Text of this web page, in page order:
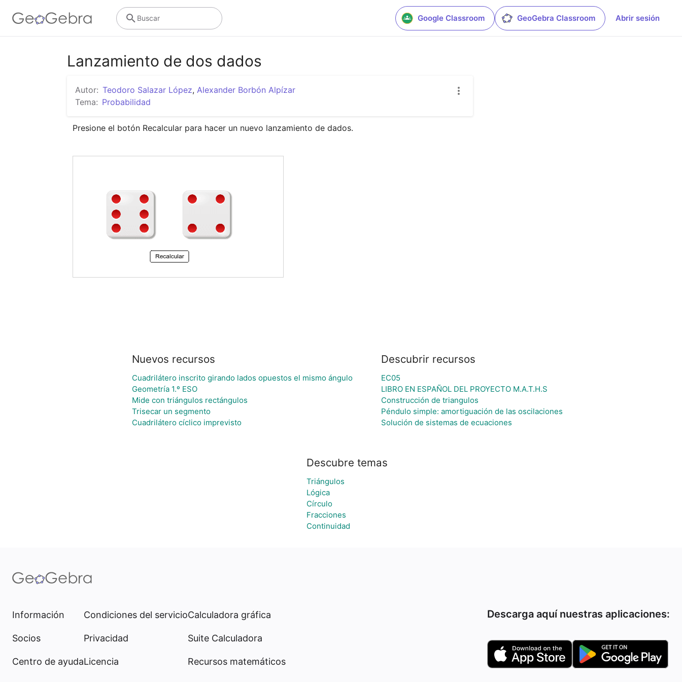
Google Classroom GeoGebra Classroom Abrir sesión
Buscar
Lanzamiento de dos dados
Autor: Teodoro Salazar López, Alexander Borbón Alpízar
Tema: Probabilidad
Presione el botón Recalcular para hacer un nuevo lanzamiento de dados.
Nuevos recursos
Cuadrilátero inscrito girando lados opuestos el mismo ángulo
Geometría 1.º ESO
Mide con triángulos rectángulos
Trisecar un segmento
Cuadrilátero cíclico imprevisto
Descubrir recursos
EC05
LIBRO EN ESPAÑOL DEL PROYECTO M.A.T.H.S
Construcción de triangulos
Péndulo simple: amortiguación de las oscilaciones
Solución de sistemas de ecuaciones
Descubre temas
Triángulos
Lógica
Círculo
Fracciones
Continuidad
Información
Socios
Centro de ayuda
Condiciones del servicio
Privacidad
Licencia
Calculadora gráfica
Suite Calculadora
Recursos matemáticos
Descarga aquí nuestras aplicaciones: